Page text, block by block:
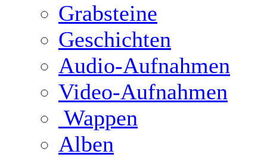
Grabsteine
Geschichten
Audio-Aufnahmen
Video-Aufnahmen
Wappen
Alben